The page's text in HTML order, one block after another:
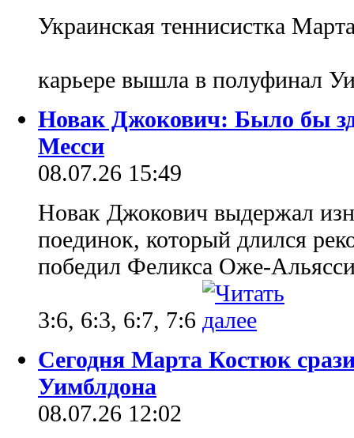
Украинская теннисистка
карьере вышла в полуфинал
Новак Джокович: Было бы
Месси
08.07.26 15:49
Новак Джокович выдержал
поединок, который длился
победил Феликса Оже-
3:6, 6:3, 6:7, 7:6
Сегодня Марта Костюк
Уимблдона
08.07.26 12:02